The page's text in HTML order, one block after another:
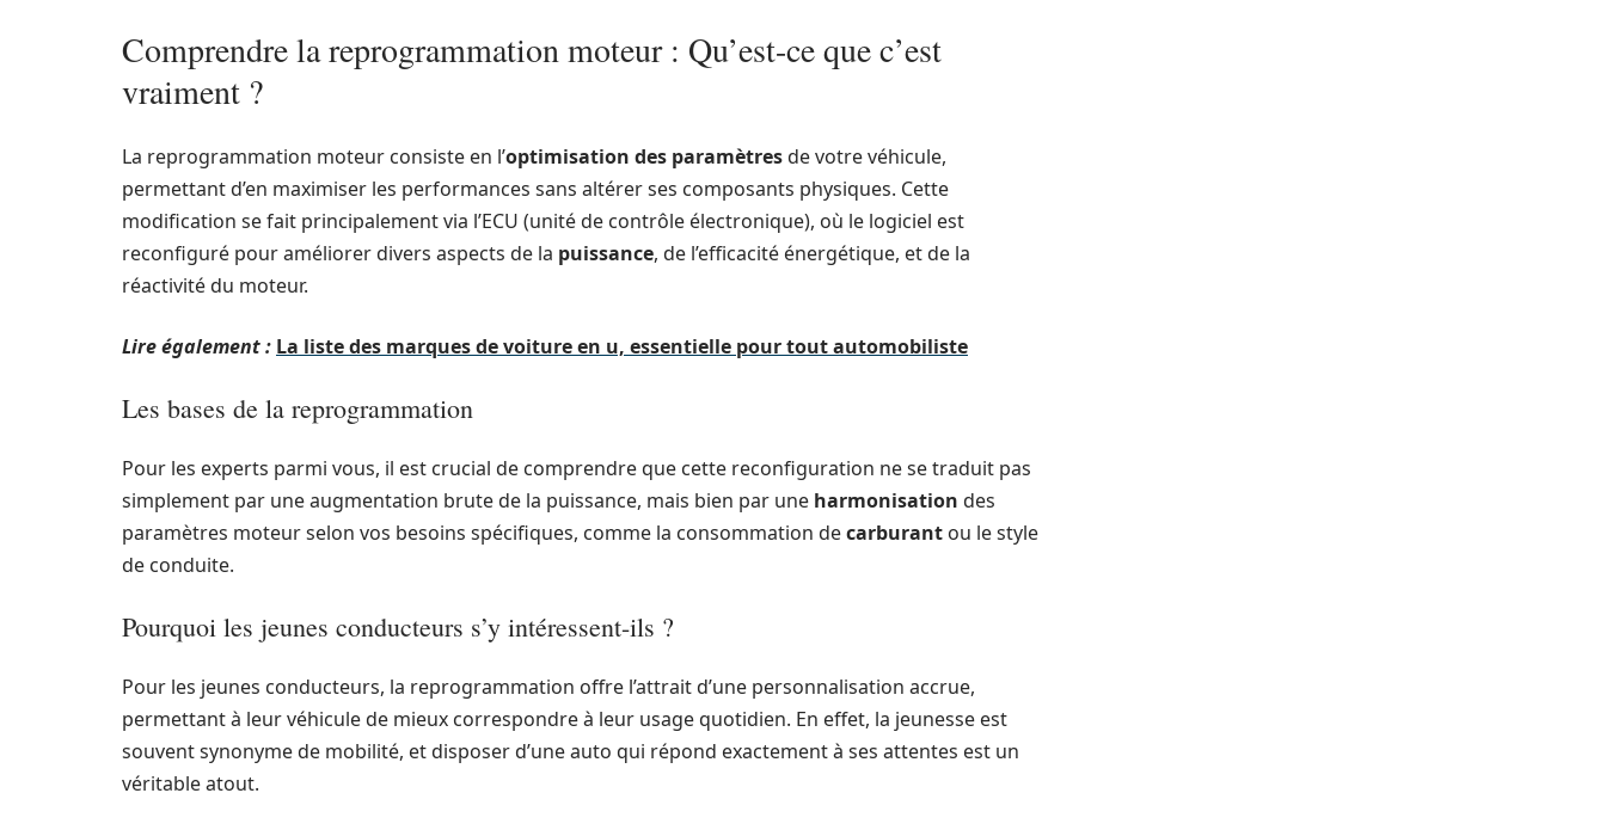
Comprendre la reprogrammation moteur : Qu’est-ce que c’est
vraiment ?
La reprogrammation moteur consiste en l’optimisation des paramètresde votre véhicule,
permettant d’en maximiser les performances sans altérer ses composants physiques. Cette
modification se fait principalement via l’ECU (unité de contrôle électronique), où le logiciel est
reconfiguré pour améliorer divers aspects de la puissance, de l’efficacité énergétique, et de la
réactivité du moteur.
Lire également : La liste des marques de voiture en u, essentielle pour tout automobiliste
Les bases de la reprogrammation
Pour les experts parmi vous, il est crucial de comprendre que cette reconfiguration ne se traduit pas
simplement par une augmentation brute de la puissance, mais bien par une harmonisation des
paramètres moteur selon vos besoins spécifiques, comme la consommation decarburant ou le style
de conduite.
Pourquoi les jeunes conducteurs s’y intéressent-ils ?
Pour les jeunes conducteurs, la reprogrammation offre l’attrait d’une personnalisation accrue,
permettant à leur véhicule de mieux correspondre à leur usage quotidien. En effet, la jeunesse est
souvent synonyme de mobilité, et disposer d’une auto qui répond exactement à ses attentes est un
véritable atout.